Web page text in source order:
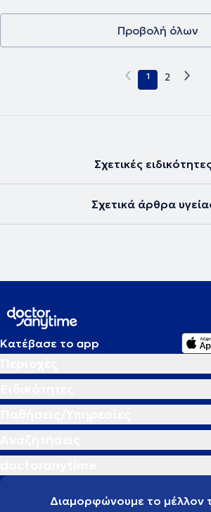
Προβολή όλων
1 2
Σχετικές ειδικότητες
Σχετικά άρθρα
Κατέβασε το app
Διαμορφώνουμε το μέλλον